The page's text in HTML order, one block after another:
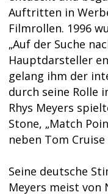
Auftritten in
Filmrollen. 1996
„Auf der Suche
Hauptdarsteller
gelang ihm der
durch seine Rolle
Rhys Meyers
Stone, „Match
neben Tom
Seine deutsche
Meyers meist von